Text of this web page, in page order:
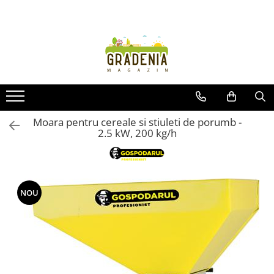
Tractorașe de cosit iarba
Masini de tuns iarba
Roabe
Atomizoare
Trimmere
Drujbe
Freze de zapada
Fierastrau gard viu
Moara pentru cereale si stiuleti de porumb -
2.5 kW, 200 kg/h
NOU